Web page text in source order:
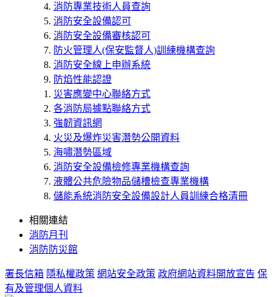
消防專業技術人員查詢
消防安全設備認可
消防安全設備審核認可
防火管理人(保安監督人)訓練機構查詢
消防安全線上申辦系統
防焰性能認證
災害應變中心聯絡方式
各消防局據點聯絡方式
強韌資訊網
火災及爆炸災害潛勢公開資料
海嘯潛勢區域
消防安全設備檢修專業機構查詢
液體公共危險物品儲槽檢查專業機構
儲能系統消防安全設備設計人員訓練合格清冊
相關連結
消防月刊
消防防災館
署長信箱 隱私權政策 網站安全政策 政府網站資料開放宣告 保
有及管理個人資料